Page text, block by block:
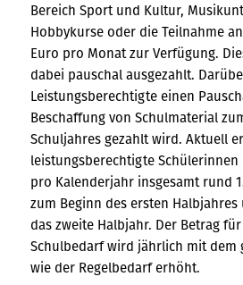
Bereich Sport und Kultur,
Hobbykurse oder die Teilnahme
Euro pro Monat zur Verfügung.
dabei pauschal ausgezahlt.
Leistungsberechtigte einen
Beschaffung von Schulmaterial
Schuljahres gezahlt wird. Aktuell
leistungsberechtigte Schülerinnen
pro Kalenderjahr insgesamt rund
zum Beginn des ersten Halbjahres
das zweite Halbjahr. Der Betrag
Schulbedarf wird jährlich mit dem
wie der Regelbedarf erhöht.